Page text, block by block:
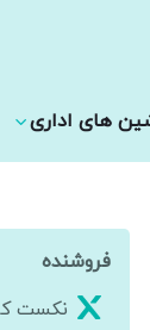
های اداری
فروشنده
نکست